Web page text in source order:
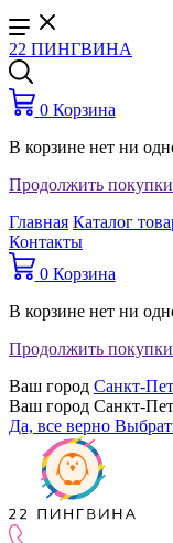
22 ПИНГВИНА
0 Корзина
В корзине нет ни
Продолжить покупки
Главная Каталог
Контакты
0 Корзина
В корзине нет ни
Продолжить покупки
Ваш город Санкт-
Ваш город Санкт-
Да, все верно